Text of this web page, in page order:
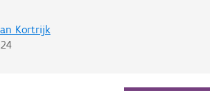
Kortrijk